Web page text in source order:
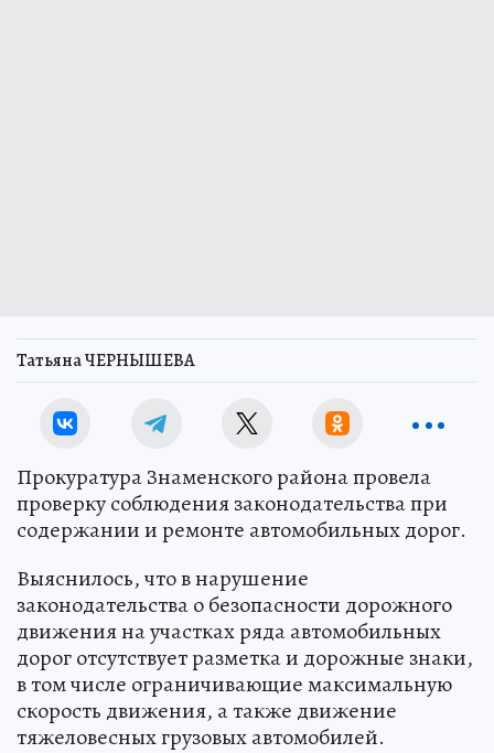
Татьяна ЧЕРНЫШЕВА
Прокуратура Знаменского района провела
проверку соблюдения законодательства при
содержании и ремонте автомобильных дорог.
Выяснилось, что в нарушение
законодательства о безопасности дорожного
движения на участках ряда автомобильных
дорог отсутствует разметка и дорожные знаки,
в том числе ограничивающие максимальную
скорость движения, а также движение
тяжеловесных грузовых автомобилей.